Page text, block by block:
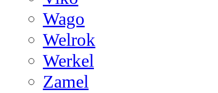
Wago
Welrok
Werkel
Zamel